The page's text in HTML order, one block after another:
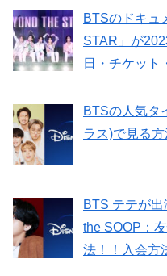
BTSのドキュ
STAR」が
日・チケット
BTSの人気タ
ラス)で見る
BTS テテが
the SOOP：
法！！入会方